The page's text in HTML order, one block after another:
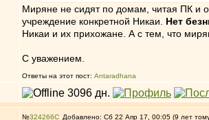
Миряне не сидят по домам, читая ПК и
учреждение конкретной Никаи. Нет
Никаи и их прихожане. А с тем, что
С уважением.
Ответы на этот пост: Antaradhana
№324266 Добавлено: Сб 22 Апр 17, 00:05 (9 лет